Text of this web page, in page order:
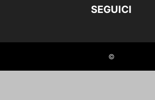
SEGUICI
©